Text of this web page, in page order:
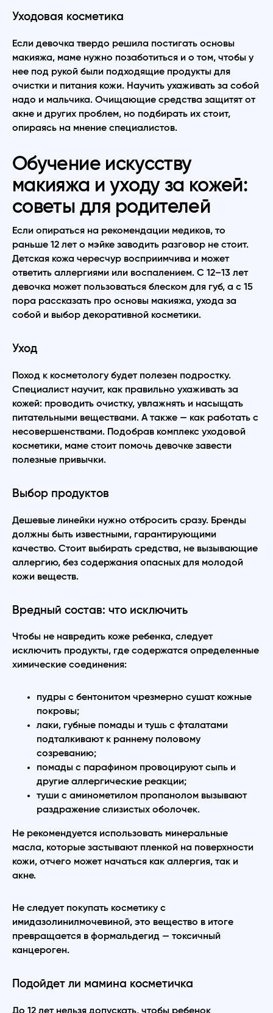
Уходовая косметика
Если девочка твердо решила постигать основы
макияжа, маме нужно позаботиться и о том, чтобы у
нее под рукой были подходящие продукты для
очистки и питания кожи. Научить ухаживать за собой
надо и мальчика. Очищающие средства защитят от
акне и других проблем, но подбирать их стоит,
опираясь на мнение специалистов.
Обучение искусству
макияжа и уходу за кожей:
советы для родителей
Если опираться на рекомендации медиков, то
раньше 12 лет о мэйке заводить разговор не стоит.
Детская кожа чересчур восприимчива и может
ответить аллергиями или воспалением. С 12–13 лет
девочка может пользоваться блеском для губ, а с 15
пора рассказать про основы макияжа, ухода за
собой и выбор декоративной косметики.
Уход
Поход к косметологу будет полезен подростку.
Специалист научит, как правильно ухаживать за
кожей: проводить очистку, увлажнять и насыщать
питательными веществами. А также — как работать с
несовершенствами. Подобрав комплекс уходовой
косметики, маме стоит помочь девочке завести
полезные привычки.
Выбор продуктов
Дешевые линейки нужно отбросить сразу. Бренды
должны быть известными, гарантирующими
качество. Стоит выбирать средства, не вызывающие
аллергию, без содержания опасных для молодой
кожи веществ.
Вредный состав: что исключить
Чтобы не навредить коже ребенка, следует
исключить продукты, где содержатся определенные
химические соединения:
пудры с бентонитом чрезмерно сушат кожные
покровы;
лаки, губные помады и тушь с фталатами
подталкивают к раннему половому
созреванию;
помады с парафином провоцируют сыпь и
другие аллергические реакции;
туши с аминометилом пропанолом вызывают
раздражение слизистых оболочек.
Не рекомендуется использовать минеральные
масла, которые застывают пленкой на поверхности
кожи, отчего может начаться как аллергия, так и
акне.
Не следует покупать косметику с
имидазолинилмочевиной, это вещество в итоге
превращается в формальдегид — токсичный
канцероген.
Подойдет ли мамина косметичка
До 12 лет нельзя допускать, чтобы ребенок